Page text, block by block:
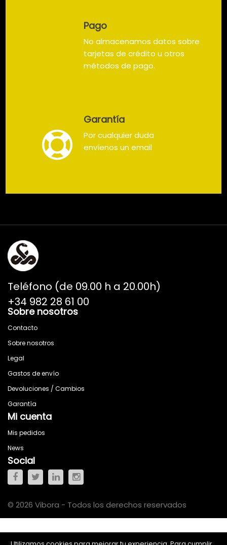
Pago
No almacenamos datos sobre
tarjetas de crédito u otros
métodos de pago.
Garantía
Por cualquier duda
envíenos un email
Teléfono (de 09.00 h a 20.00h)
+34 982 28 61 00
Sobre nosotros
Contacto
Sobre nosotros
Legal
Gastos de envío
Devoluciones / Cambios
Garantía
Mi cuenta
Mis pedidos
News
Social
© 2026 Vibora - Todos los derechos reservados